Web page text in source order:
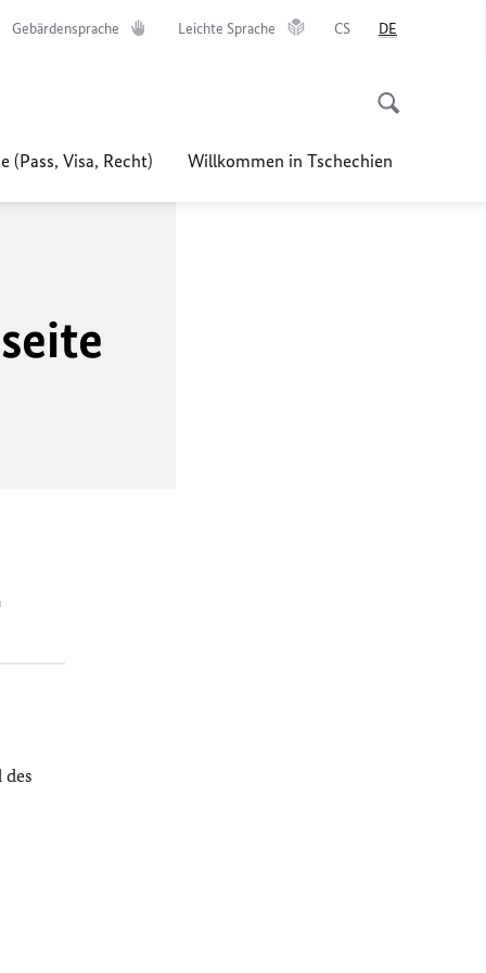
Gebärdensprache Leichte Sprache CS DE
(Pass, Visa, Recht) Willkommen in Tschechien